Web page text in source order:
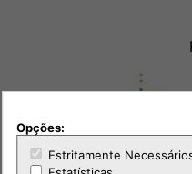
Opções:
Estritamente